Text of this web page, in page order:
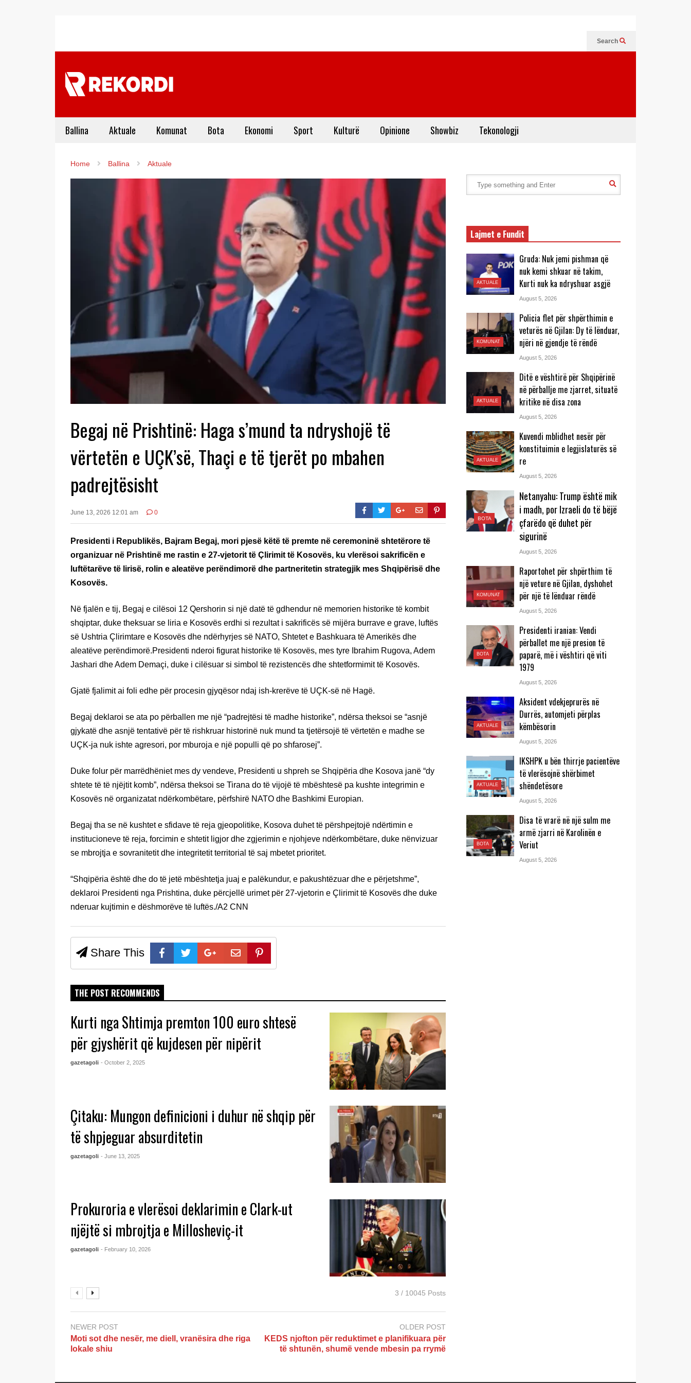
Search
Ballina Aktuale Komunat Bota Ekonomi Sport Kulturë Opinione Showbiz Tekonologji
Home Ballina Aktuale
Begaj në Prishtinë: Haga s’mund ta ndryshojë të
vërtetën e UÇK’së, Thaçi e të tjerët po mbahen
padrejtësisht
June 13, 2026 12:01 am 0
Presidenti i Republikës, Bajram Begaj, mori pjesë këtë të premte në ceremoninë shtetërore të
organizuar në Prishtinë me rastin e 27-vjetorit të Çlirimit të Kosovës, ku vlerësoi sakrificën e
luftëtarëve të lirisë, rolin e aleatëve perëndimorë dhe partneritetin strategjik mes Shqipërisë dhe
Kosovës.
Në fjalën e tij, Begaj e cilësoi 12 Qershorin si një datë të gdhendur në memorien historike të kombit
shqiptar, duke theksuar se liria e Kosovës erdhi si rezultat i sakrificës së mijëra burrave e grave, luftës
së Ushtria Çlirimtare e Kosovës dhe ndërhyrjes së NATO, Shtetet e Bashkuara të Amerikës dhe
aleatëve perëndimorë.Presidenti nderoi figurat historike të Kosovës, mes tyre Ibrahim Rugova, Adem
Jashari dhe Adem Demaçi, duke i cilësuar si simbol të rezistencës dhe shtetformimit të Kosovës.
Gjatë fjalimit ai foli edhe për procesin gjyqësor ndaj ish-krerëve të UÇK-së në Hagë.
Begaj deklaroi se ata po përballen me një “padrejtësi të madhe historike”, ndërsa theksoi se “asnjë
gjykatë dhe asnjë tentativë për të rishkruar historinë nuk mund ta tjetërsojë të vërtetën e madhe se
UÇK-ja nuk ishte agresori, por mburoja e një populli që po shfarosej”.
Duke folur për marrëdhëniet mes dy vendeve, Presidenti u shpreh se Shqipëria dhe Kosova janë “dy
shtete të të njëjtit komb”, ndërsa theksoi se Tirana do të vijojë të mbështesë pa kushte integrimin e
Kosovës në organizatat ndërkombëtare, përfshirë NATO dhe Bashkimi Europian.
Begaj tha se në kushtet e sfidave të reja gjeopolitike, Kosova duhet të përshpejtojë ndërtimin e
institucioneve të reja, forcimin e shtetit ligjor dhe zgjerimin e njohjeve ndërkombëtare, duke nënvizuar
se mbrojtja e sovranitetit dhe integritetit territorial të saj mbetet prioritet.
“Shqipëria është dhe do të jetë mbështetja juaj e palëkundur, e pakushtëzuar dhe e përjetshme”,
deklaroi Presidenti nga Prishtina, duke përcjellë urimet për 27-vjetorin e Çlirimit të Kosovës dhe duke
nderuar kujtimin e dëshmorëve të luftës./A2 CNN
Share This
THE POST RECOMMENDS
Kurti nga Shtimja premton 100 euro shtesë
për gjyshërit që kujdesen për nipërit
gazetagoli - October 2, 2025
Çitaku: Mungon definicioni i duhur në shqip për
të shpjeguar absurditetin
gazetagoli - June 13, 2025
Prokuroria e vlerësoi deklarimin e Clark-ut
njëjtë si mbrojtja e Millosheviç-it
gazetagoli - February 10, 2026
3 / 10045 Posts
NEWER POST
Moti sot dhe nesër, me diell, vranësira dhe riga
lokale shiu
OLDER POST
KEDS njofton për reduktimet e planifikuara për
të shtunën, shumë vende mbesin pa rrymë
Lajmet e Fundit
AKTUALE
Gruda: Nuk jemi pishman që
nuk kemi shkuar në takim,
Kurti nuk ka ndryshuar asgjë
August 5, 2026
KOMUNAT
Policia flet për shpërthimin e
veturës në Gjilan: Dy të lënduar,
njëri në gjendje të rëndë
August 5, 2026
AKTUALE
Ditë e vështirë për Shqipërinë
në përballje me zjarret, situatë
kritike në disa zona
August 5, 2026
AKTUALE
Kuvendi mblidhet nesër për
konstituimin e legjislaturës së
re
August 5, 2026
BOTA
Netanyahu: Trump është mik
i madh, por Izraeli do të bëjë
çfarëdo që duhet për
sigurinë
August 5, 2026
KOMUNAT
Raportohet për shpërthim të
një veture në Gjilan, dyshohet
për një të lënduar rëndë
August 5, 2026
BOTA
Presidenti iranian: Vendi
përballet me një presion të
paparë, më i vështiri që viti
1979
August 5, 2026
AKTUALE
Aksident vdekjeprurës në
Durrës, automjeti përplas
këmbësorin
August 5, 2026
AKTUALE
IKSHPK u bën thirrje pacientëve
të vlerësojnë shërbimet
shëndetësore
August 5, 2026
BOTA
Disa të vrarë në një sulm me
armë zjarri në Karolinën e
Veriut
August 5, 2026